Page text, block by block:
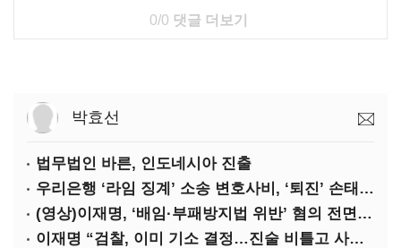
0/0 댓글 더보기
박효선
법무법인 바른, 인도네시아 진출
우리은행 ‘라임 징계’ 소송 변호사비, ‘퇴진’ 손태승 회장 개인이 납부하나
(영상)이재명, ‘배임·부패방지법 위반’ 혐의 전면 반박(종합)
이재명 “검찰, 이미 기소 결정…진술 비틀고 사건 조작에 악용”